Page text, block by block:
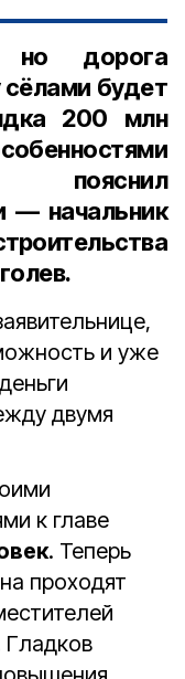
но дорога
будет
200 млн
— начальник
.
и уже
двумя
к главе
. Теперь
проходят
Гладков